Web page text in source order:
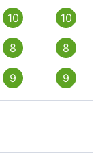
10 10
8 8
9 9